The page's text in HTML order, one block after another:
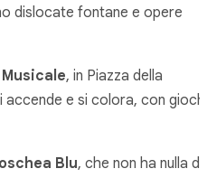
dislocate fontane e opere
, in Piazza della
accende e si colora, con giochi
Blu, che non ha nulla da